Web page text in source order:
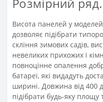
Розмірний
Висота панелей у
дозволяє підібрати
скління зимових садів,
невеликих прихожих і
повноцінне опалення
батареї, які видадуть
ширині. Довжина від 400
підібрати будь-яку площу